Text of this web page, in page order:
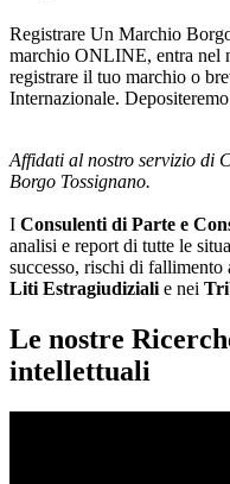
Registrare Un Marchio
marchio ONLINE, entra nel
registrare il tuo marchio o
Internazionale.
Affidati al nostro servizio di
Borgo Tossignano.
I Consulenti di Parte e
analisi e report di tutte le
successo, rischi di
Liti Estragiudiziali e nei
Le nostre
intellettuali